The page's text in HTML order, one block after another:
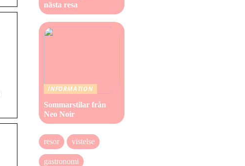
nästa resa
INFORMATION
Sommarstilar från
Neo Noir
resor vistelse
gastronomi